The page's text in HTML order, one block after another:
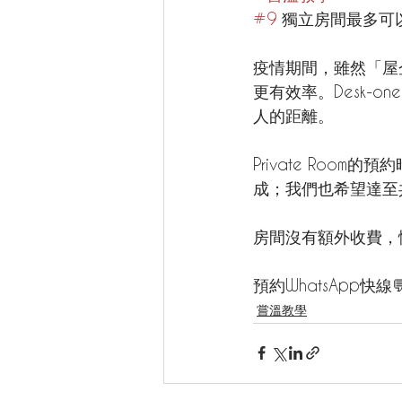
#9 獨立房間最多可
疫情期間，雖然「
更有效率。Desk-
人的距離。
Private Room的預約
成；我們也希望達
房間沒有額外收費
預約WhatsApp快線
嘗溫教學